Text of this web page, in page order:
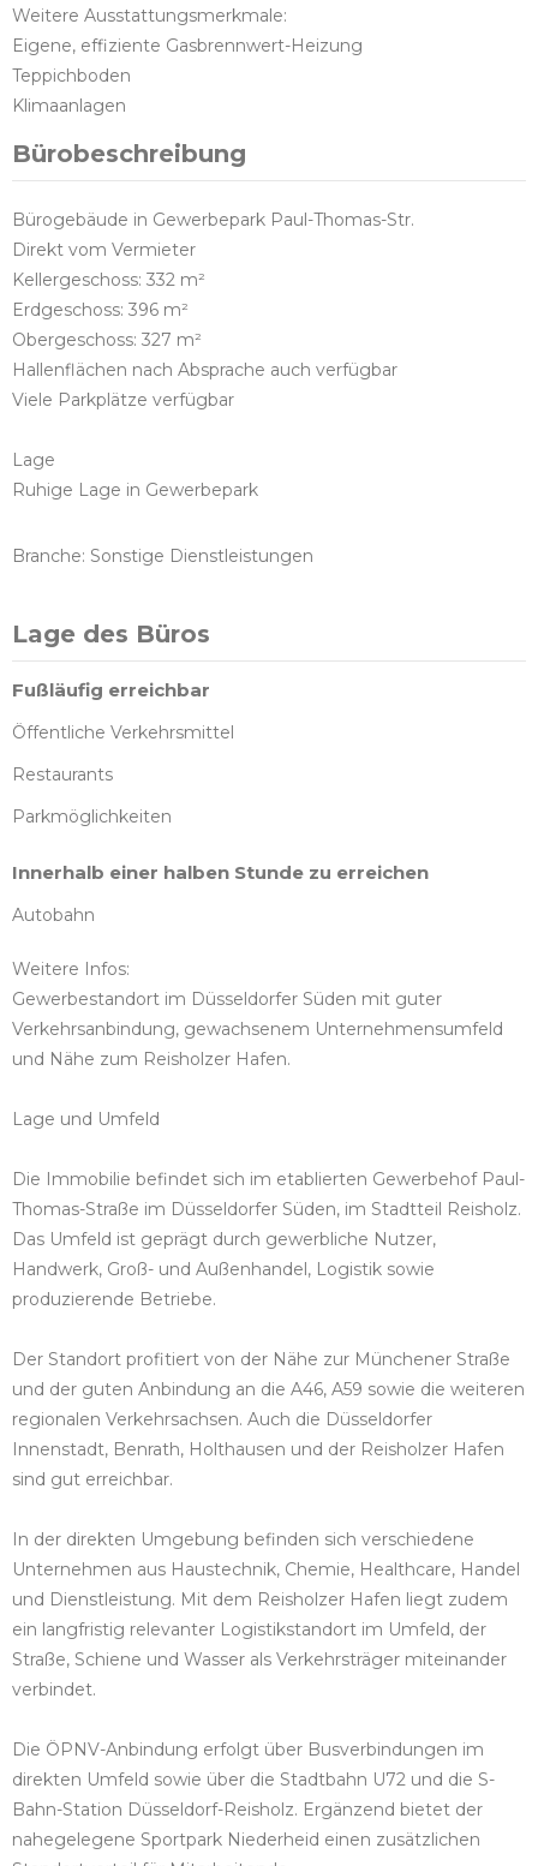
Weitere Ausstattungsmerkmale:
Eigene, effiziente Gasbrennwert-Heizung
Teppichboden
Klimaanlagen
Bürobeschreibung
Bürogebäude in Gewerbepark Paul-Thomas-Str.
Direkt vom Vermieter
Kellergeschoss: 332 m²
Erdgeschoss: 396 m²
Obergeschoss: 327 m²
Hallenflächen nach Absprache auch verfügbar
Viele Parkplätze verfügbar
Lage
Ruhige Lage in Gewerbepark
Branche: Sonstige Dienstleistungen
Lage des Büros
Fußläufig erreichbar
Öffentliche Verkehrsmittel
Restaurants
Parkmöglichkeiten
Innerhalb einer halben Stunde zu erreichen
Autobahn
Weitere Infos:
Gewerbestandort im Düsseldorfer Süden mit guter
Verkehrsanbindung, gewachsenem Unternehmensumfeld
und Nähe zum Reisholzer Hafen.
Lage und Umfeld
Die Immobilie befindet sich im etablierten Gewerbehof Paul-
Thomas-Straße im Düsseldorfer Süden, im Stadtteil Reisholz.
Das Umfeld ist geprägt durch gewerbliche Nutzer,
Handwerk, Groß- und Außenhandel, Logistik sowie
produzierende Betriebe.
Der Standort profitiert von der Nähe zur Münchener Straße
und der guten Anbindung an die A46, A59 sowie die weiteren
regionalen Verkehrsachsen. Auch die Düsseldorfer
Innenstadt, Benrath, Holthausen und der Reisholzer Hafen
sind gut erreichbar.
In der direkten Umgebung befinden sich verschiedene
Unternehmen aus Haustechnik, Chemie, Healthcare, Handel
und Dienstleistung. Mit dem Reisholzer Hafen liegt zudem
ein langfristig relevanter Logistikstandort im Umfeld, der
Straße, Schiene und Wasser als Verkehrsträger miteinander
verbindet.
Die ÖPNV-Anbindung erfolgt über Busverbindungen im
direkten Umfeld sowie über die Stadtbahn U72 und die S-
Bahn-Station Düsseldorf-Reisholz. Ergänzend bietet der
nahegelegene Sportpark Niederheid einen zusätzlichen